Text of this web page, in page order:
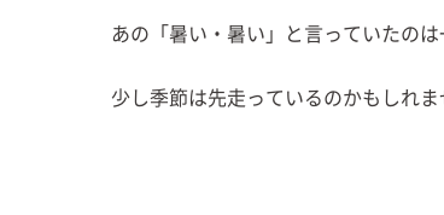
あの「暑い・暑い」と言っていたの
少し季節は先走っているのかもしれま